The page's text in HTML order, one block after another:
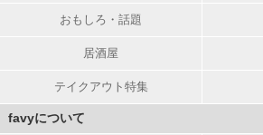
おもしろ・話題
居酒屋
テイクアウト特集
favyについて